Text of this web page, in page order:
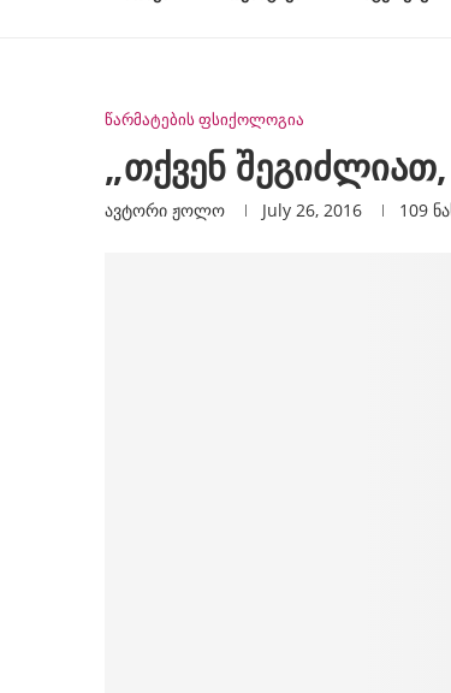
წარმატების ფსიქოლოგია
„თქვენ
ავტორი Ჟოლო July 26, 2016 109